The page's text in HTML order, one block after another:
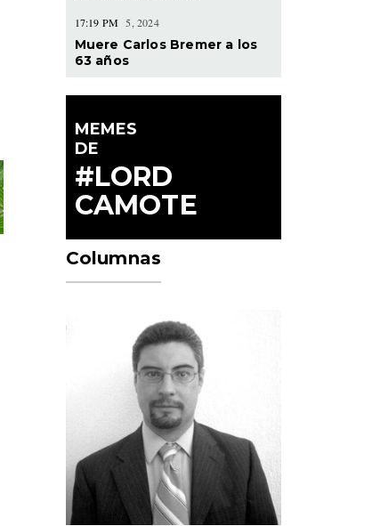
17:19 PM 5, 2024
Muere Carlos Bremer a los
63 años
MEMES
DE
#LORD
CAMOTE
Columnas